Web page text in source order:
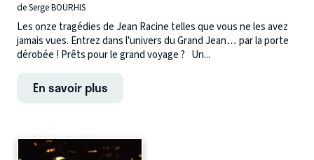
de Serge BOURHIS
Les onze tragédies de Jean Racine telles que vous ne les avez
jamais vues. Entrez dans l’univers du Grand Jean… par la porte
dérobée ! Prêts pour le grand voyage ? Un...
En savoir plus